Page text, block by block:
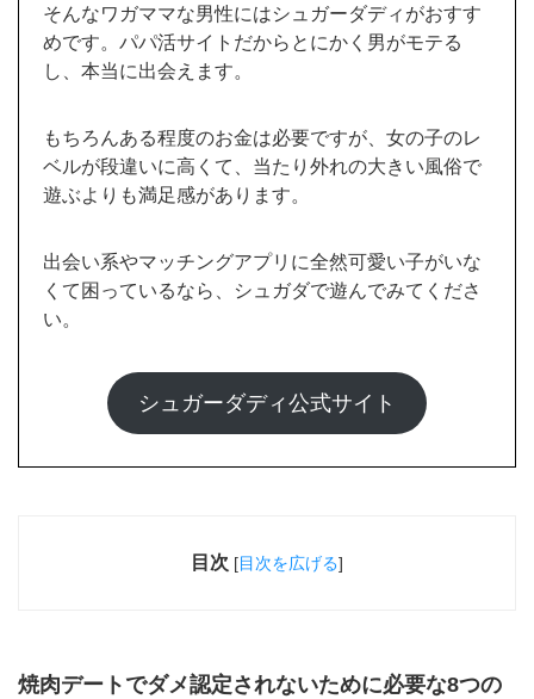
シュガーダディ公式サイト
目次 [目次を広げる]
焼肉デートでダメ認定されないために必要な8つの